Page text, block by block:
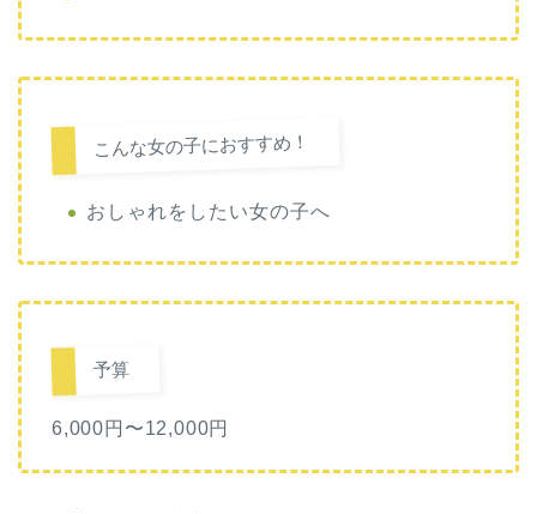
こんな女の子におすすめ！
おしゃれをしたい女の子へ
予算
6,000円〜12,000円